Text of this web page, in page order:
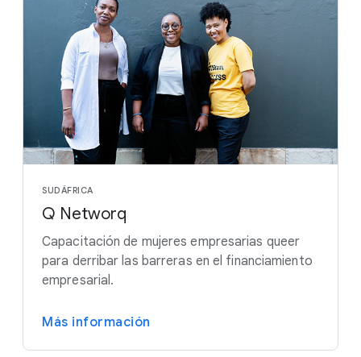
SUDÁFRICA
Q Networq
Capacitación de mujeres empresarias queer
para derribar las barreras en el financiamiento
empresarial.
Más información